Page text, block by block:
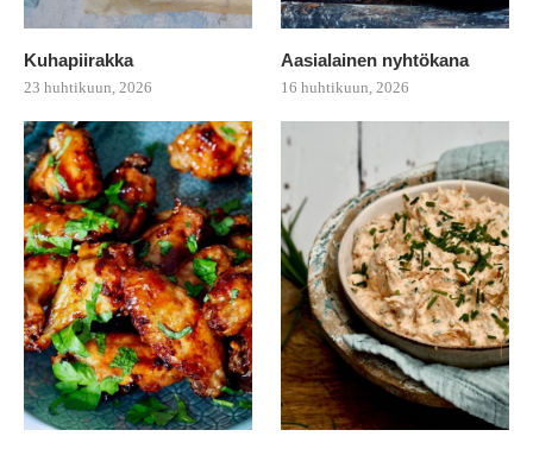
Kuhapiirakka
23 huhtikuun, 2026
Aasialainen nyhtökana
16 huhtikuun, 2026